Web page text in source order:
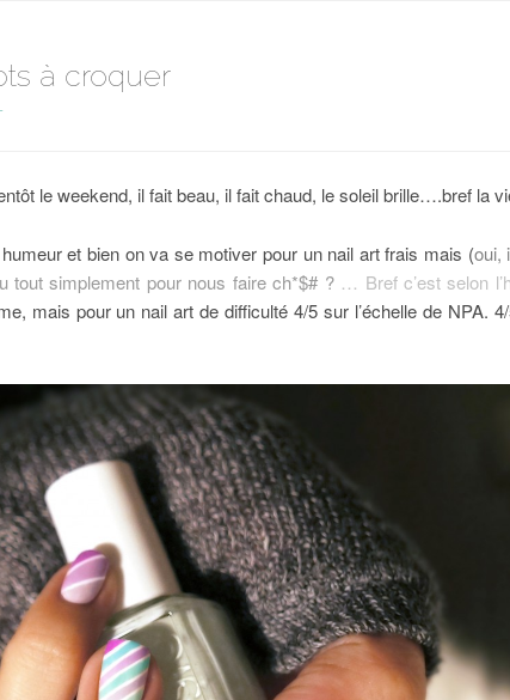
à croquer
le weekend, il fait beau, il fait chaud, le soleil brille….bref la
et bien on va se motiver pour un nail art frais mais (oui,
tout simplement pour nous faire ch*$# ? … Bref c’est selon
mais pour un nail art de difficulté 4/5 sur l’échelle de NPA.